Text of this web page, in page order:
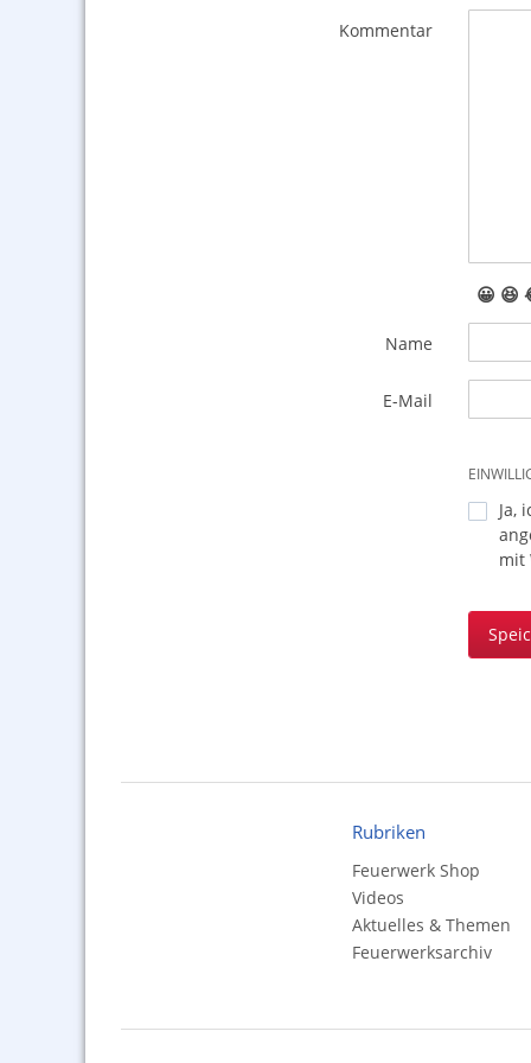
Kommentar
😀 😆
Name
E-Mail
Ja,
mit
Rubriken
Feuerwerk Shop
Videos
Aktuelles & Themen
Feuerwerksarchiv